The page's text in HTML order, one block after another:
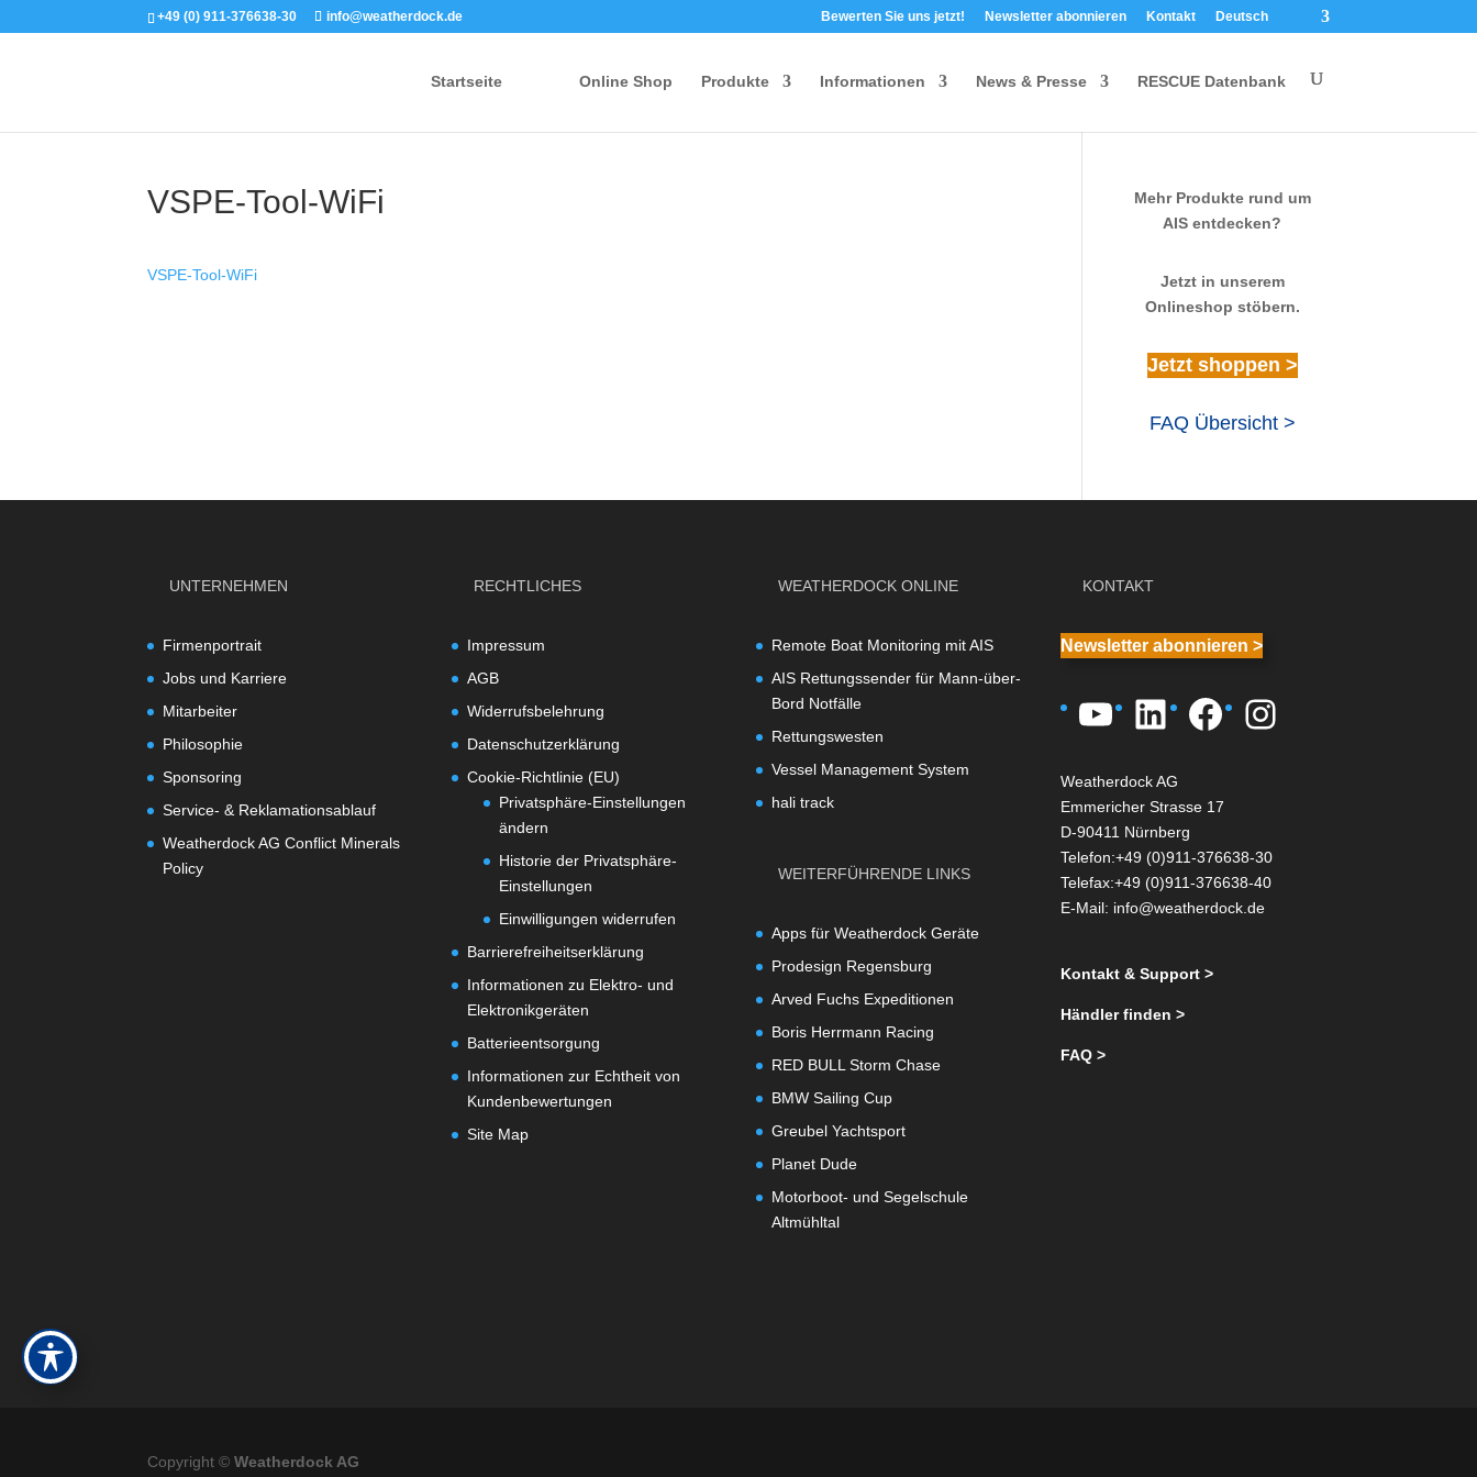
+49 (0) 911-376638-30 info@weatherdock.de Bewerten Sie uns jetzt! Newsletter abonnieren Kontakt Deutsch
Startseite Online Shop Produkte Informationen News & Presse RESCUE Datenbank
VSPE-Tool-WiFi
VSPE-Tool-WiFi
Mehr Produkte rund um
AIS entdecken?
Jetzt in unserem
Onlineshop stöbern.
Jetzt shoppen >
FAQ Übersicht >
UNTERNEHMEN
Firmenportrait
Jobs und Karriere
Mitarbeiter
Philosophie
Sponsoring
Service- & Reklamationsablauf
Weatherdock AG Conflict Minerals
Policy
RECHTLICHES
Impressum
AGB
Widerrufsbelehrung
Datenschutzerklärung
Cookie-Richtlinie (EU)
Privatsphäre-Einstellungen
ändern
Historie der Privatsphäre-
Einstellungen
Einwilligungen widerrufen
Barrierefreiheitserklärung
Informationen zu Elektro- und
Elektronikgeräten
Batterieentsorgung
Informationen zur Echtheit von
Kundenbewertungen
Site Map
WEATHERDOCK ONLINE
Remote Boat Monitoring mit AIS
AIS Rettungssender für Mann-über-
Bord Notfälle
Rettungswesten
Vessel Management System
hali track
WEITERFÜHRENDE LINKS
Apps für Weatherdock Geräte
Prodesign Regensburg
Arved Fuchs Expeditionen
Boris Herrmann Racing
RED BULL Storm Chase
BMW Sailing Cup
Greubel Yachtsport
Planet Dude
Motorboot- und Segelschule
Altmühltal
KONTAKT
Newsletter abonnieren >
YouTube
LinkedIn
Facebook
Instagram
Weatherdock AG
Emmericher Strasse 17
D-90411 Nürnberg
Telefon:+49 (0)911-376638-30
Telefax:+49 (0)911-376638-40
E-Mail: info@weatherdock.de
Kontakt & Support >
Händler finden >
FAQ >
Copyright ©Weatherdock AG